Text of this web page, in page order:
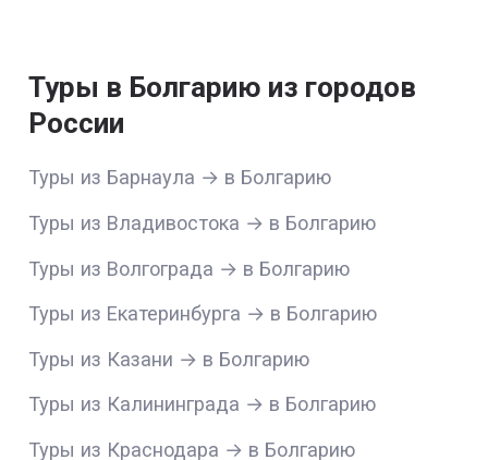
Туры в Болгарию из городов
России
Туры из Барнаула → в Болгарию
Туры из Владивостока → в Болгарию
Туры из Волгограда → в Болгарию
Туры из Екатеринбурга → в Болгарию
Туры из Казани → в Болгарию
Туры из Калининграда → в Болгарию
Туры из Краснодара → в Болгарию